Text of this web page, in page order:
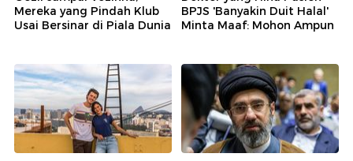
Mereka yang Pindah Klub
Usai Bersinar di Piala Dunia
BPJS 'Banyakin Duit Halal'
Minta Maaf: Mohon Ampun